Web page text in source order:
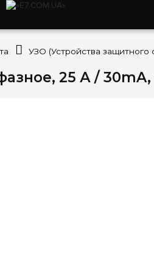
25 А /
УЗО (Устройства защитного